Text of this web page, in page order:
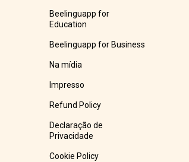
Beelinguapp for
Education
Beelinguapp for Business
Na mídia
Impresso
Refund Policy
Declaração de
Privacidade
Cookie Policy